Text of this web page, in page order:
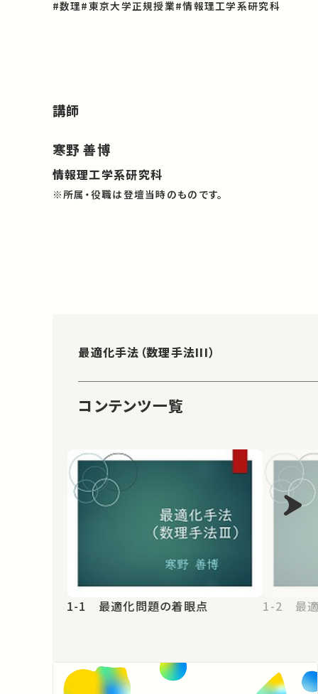
#数理#東京大学正規授業#情報理工学系研究科
講師
寒野 善博
情報理工学系研究科
※所属・役職は登壇当時のものです。
最適化手法（数理手法III）
コンテンツ一覧
1-1 最適化問題の着眼点 1-2 最適